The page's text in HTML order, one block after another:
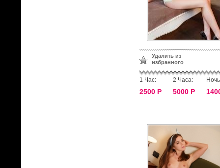
Удалить из
избранного
1 Час:
2500 Р
2 Часа:
5000 Р